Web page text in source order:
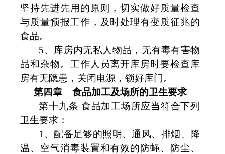
坚持先进先用的原则，切实做好质量检查
与质量预报工作，及时处理有变质征兆的
食品。
5、库房内无私人物品，无有毒有害物
品和杂物。工作人员离开库房时要检查库
房有无隐患，关闭电源，锁好库门。
第四章
食品加工及场所的卫生要求
第十九条 食品加工场所应当符合下列
卫生要求：
1 、配备足够的照明、通风、排烟、降
温、空气消毒装置和有效的防蝇、防尘、